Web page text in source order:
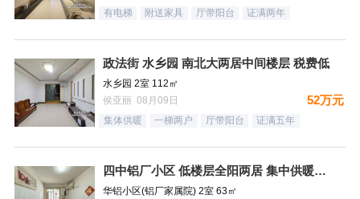
有电梯 附送家具 厅带阳台 证满两年
政法街 水乡园 南北大两居中间楼层 税费低
水乡园 2室 112㎡
侯亚丽 08月09日
52万元
集体供暖 一梯两户 厅带阳台 证满五年
四中铝厂小区 低楼层全阳两居 集中供暖税费低
华铝小区(铝厂家属院) 2室 63㎡